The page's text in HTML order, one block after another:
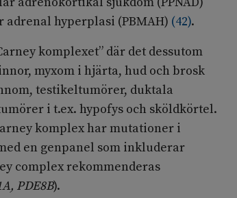
hyperplasi (PBMAH) (42).
komplexet” där det dessutom
myxom i hjärta, hud och brosk
testikeltumörer, duktala
i t.ex. hypofys och sköldkörtel.
komplex har mutationer i
en genpanel som inkluderar
complex rekommenderas
PDE8B).